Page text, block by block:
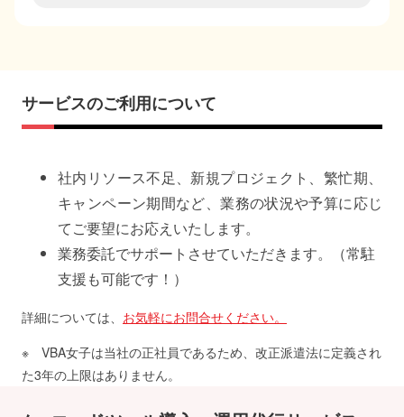
サービスのご利用について
社内リソース不足、新規プロジェクト、繁忙期、
キャンペーン期間など、業務の状況や予算に応じ
てご要望にお応えいたします。
業務委託でサポートさせていただきます。（常駐
支援も可能です！）
詳細については、 お気軽にお問合せください。
※ VBA女子は当社の正社員であるため、改正派遣法に定義され
た3年の上限はありません。